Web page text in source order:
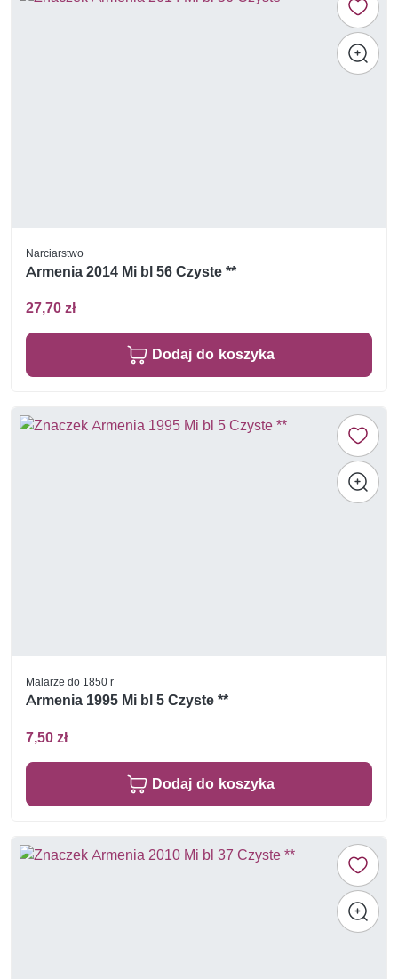
Narciarstwo
Armenia 2014 Mi bl 56 Czyste **
27,70 zł
Dodaj do koszyka
Malarze do 1850 r
Armenia 1995 Mi bl 5 Czyste **
7,50 zł
Dodaj do koszyka